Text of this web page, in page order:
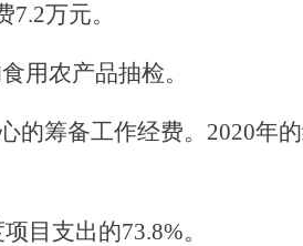
万元。
用农产品抽检。
的筹备工作经费。2020年
目支出的73.8%。